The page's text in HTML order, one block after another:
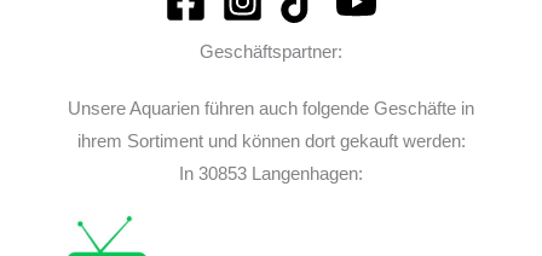
Geschäftspartner:
Unsere Aquarien führen auch folgende Geschäfte in
ihrem Sortiment und können dort gekauft werden:
In 30853 Langenhagen: